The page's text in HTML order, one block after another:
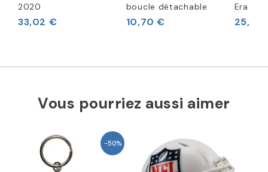
2020
33,02 €
boucle détachable
10,70 €
Era
25,62
Vous pourriez aussi aimer
-50%